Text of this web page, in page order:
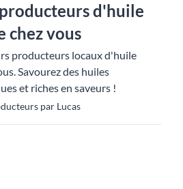
d'huile
chez vous
producteurs locaux d'huile
Savourez des huiles
et riches en saveurs !
par Lucas